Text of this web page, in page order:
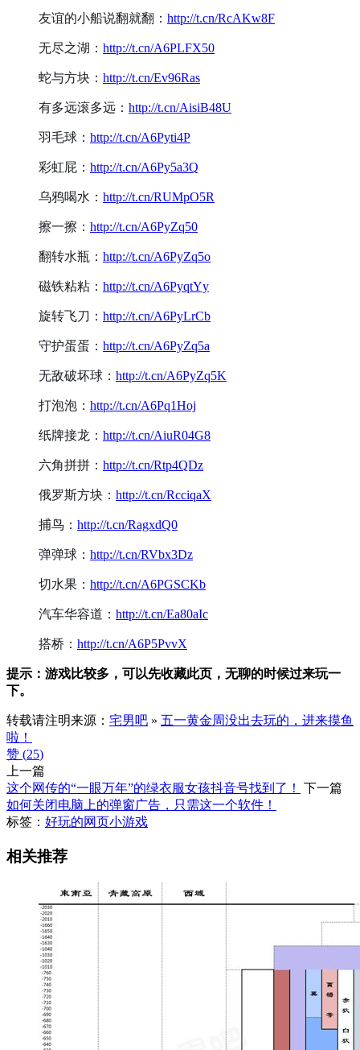
友谊的小船说翻就翻： http://t.cn/RcAKw8F
无尽之湖： http://t.cn/A6PLFX50
蛇与方块： http://t.cn/Ev96Ras
有多远滚多远： http://t.cn/AisiB48U
羽毛球： http://t.cn/A6Pyti4P
彩虹屁： http://t.cn/A6Py5a3Q
乌鸦喝水： http://t.cn/RUMpO5R
擦一擦： http://t.cn/A6PyZq50
翻转水瓶： http://t.cn/A6PyZq5o
磁铁粘粘： http://t.cn/A6PyqtYy
旋转飞刀： http://t.cn/A6PyLrCb
守护蛋蛋： http://t.cn/A6PyZq5a
无敌破坏球： http://t.cn/A6PyZq5K
打泡泡： http://t.cn/A6Pq1Hoj
纸牌接龙： http://t.cn/AiuR04G8
六角拼拼： http://t.cn/Rtp4QDz
俄罗斯方块： http://t.cn/RcciqaX
捕鸟： http://t.cn/RagxdQ0
弹弹球： http://t.cn/RVbx3Dz
切水果： http://t.cn/A6PGSCKb
汽车华容道： http://t.cn/Ea80aIc
搭桥： http://t.cn/A6P5PvvX
提示：游戏比较多，可以先收藏此页，无聊的时候过来玩一
下。
转载请注明来源： 宅男吧 » 五一黄金周没出去玩的，进来摸鱼
啦！
赞 (25)
上一篇
这个网传的“一眼万年”的绿衣服女孩抖音号找到了！
下一篇
如何关闭电脑上的弹窗广告，只需这一个软件！
标签： 好玩的网页小游戏
相关推荐